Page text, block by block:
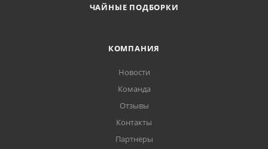
ЧАЙНЫЕ ПОДБОРКИ
КОМПАНИЯ
Новости
Команда
Отзывы
Контакты
Партнеры